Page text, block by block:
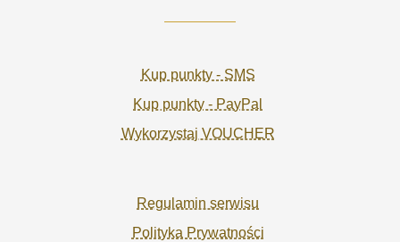
Kup punkty - SMS
Kup punkty - PayPal
Wykorzystaj VOUCHER
Regulamin serwisu
Polityka Prywatności